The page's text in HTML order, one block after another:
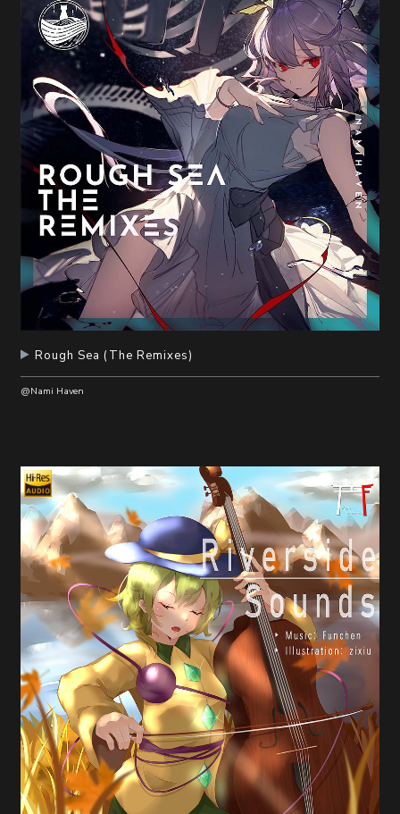
Rough Sea (The Remixes)
@Nami Haven